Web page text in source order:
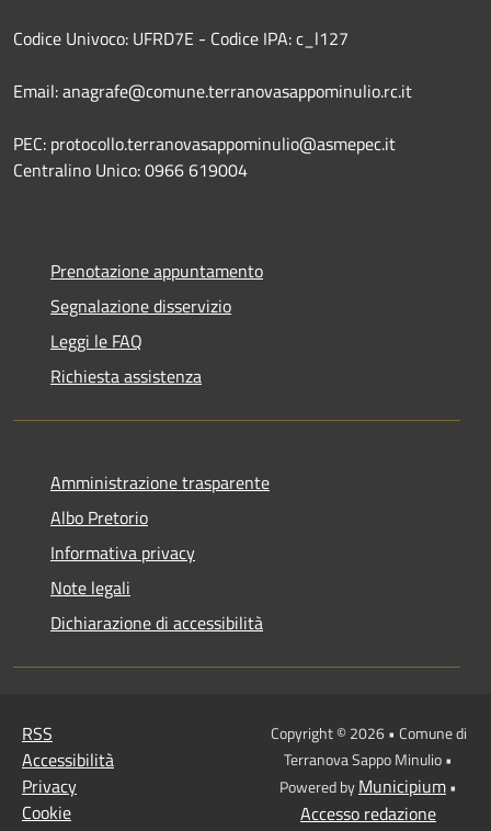
Codice Univoco: UFRD7E - Codice IPA: c_l127
Email: anagrafe@comune.terranovasappominulio.rc.it
PEC: protocollo.terranovasappominulio@asmepec.it
Centralino Unico: 0966 619004
Prenotazione appuntamento
Segnalazione disservizio
Leggi le FAQ
Richiesta assistenza
Amministrazione trasparente
Albo Pretorio
Informativa privacy
Note legali
Dichiarazione di accessibilità
RSS
Accessibilità
Privacy
Cookie
Copyright © 2026 • Comune di
Terranova Sappo Minulio •
Powered byMunicipium•
Accesso redazione